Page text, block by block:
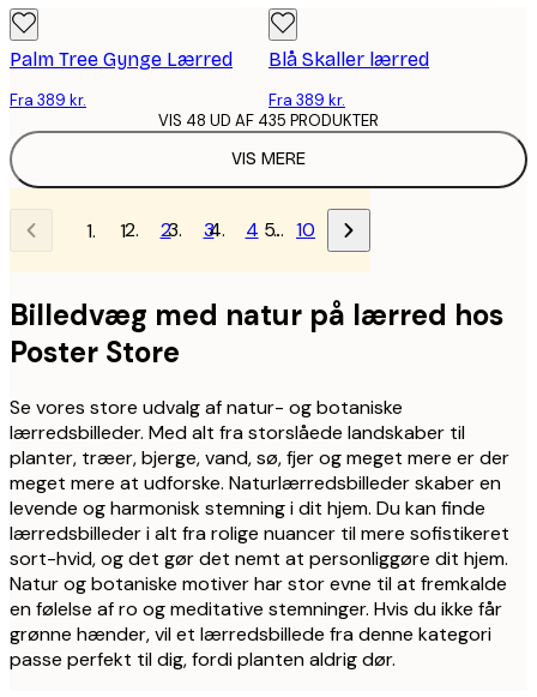
Palm Tree Gynge Lærred
Fra 389 kr.
Blå Skaller lærred
Fra 389 kr.
VIS MERE
VIS 48 UD AF 435 PRODUKTER
1 2 3 4 … 10
Billedvæg med natur på lærred hos
Poster Store
Se vores store udvalg af natur- og botaniske
lærredsbilleder. Med alt fra storslåede landskaber til
planter, træer, bjerge, vand, sø, fjer og meget mere er der
meget mere at udforske. Naturlærredsbilleder skaber en
levende og harmonisk stemning i dit hjem. Du kan finde
lærredsbilleder i alt fra rolige nuancer til mere sofistikeret
sort-hvid, og det gør det nemt at personliggøre dit hjem.
Natur og botaniske motiver har stor evne til at fremkalde
en følelse af ro og meditative stemninger. Hvis du ikke får
grønne hænder, vil et lærredsbillede fra denne kategori
passe perfekt til dig, fordi planten aldrig dør.